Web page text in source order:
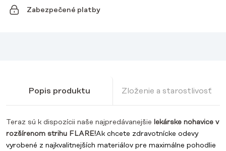
Zabezpečené platby
Popis produktu Zloženie a starostlivosť
Teraz sú k dispozícii naše najpredávanejšie lekárske nohavice v
rozšírenom strihu FLARE!Ak chcete zdravotnícke odevy
vyrobené z najkvalitnejších materiálov pre maximálne pohodlie